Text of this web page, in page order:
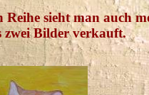
sieht man auch
zwei Bilder verkauft.